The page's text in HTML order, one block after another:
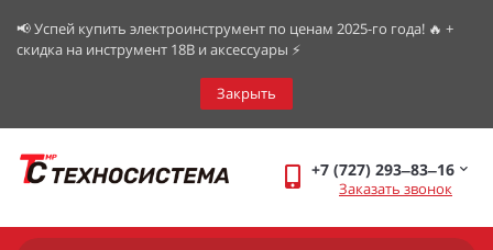
📢 Успей купить электроинструмент по ценам 2025-го года! 🔥 +
скидка на инструмент 18В и аксессуары ⚡️
Закрыть
+7 (727) 293‒83‒16
Заказать звонок